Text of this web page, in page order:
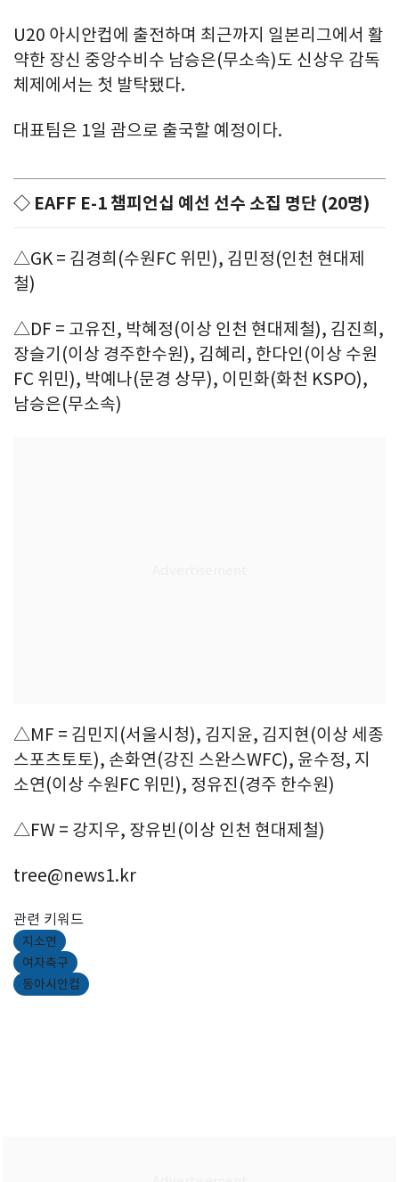
U20 아시안컵에 출전하며 최근까지 일본리그에서 활
약한 장신 중앙수비수 남승은(무소속)도 신상우 감독
체제에서는 첫 발탁됐다.
대표팀은 1일 괌으로 출국할 예정이다.
◇ EAFF E-1 챔피언십 예선 선수 소집 명단 (20명)
△GK = 김경희(수원FC 위민), 김민정(인천 현대제
철)
△DF = 고유진, 박혜정(이상 인천 현대제철), 김진희,
장슬기(이상 경주한수원), 김혜리, 한다인(이상 수원
FC 위민), 박예나(문경 상무), 이민화(화천 KSPO),
남승은(무소속)
△MF = 김민지(서울시청), 김지윤, 김지현(이상 세종
스포츠토토), 손화연(강진 스완스WFC), 윤수정, 지
소연(이상 수원FC 위민), 정유진(경주 한수원)
△FW = 강지우, 장유빈(이상 인천 현대제철)
tree@news1.kr
관련 키워드
지소연
여자축구
동아시안컵